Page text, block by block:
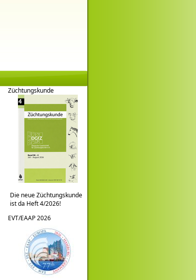
Züchtungskunde
Die neue Züchtungskunde
ist da Heft 4/2026!
EVT/EAAP 2026